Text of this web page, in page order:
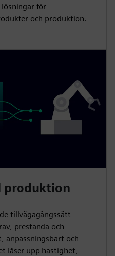
för
och produktion.
produktion
tillvägagångssätt
prestanda och
anpassningsbart och
låser upp hastighet,